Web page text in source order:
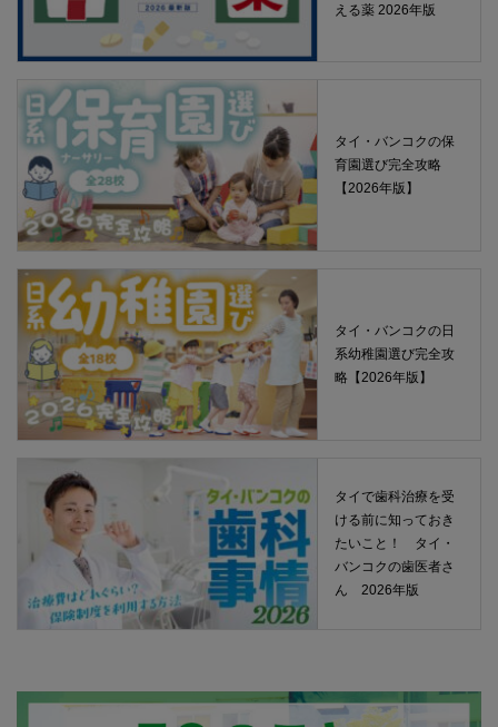
える薬 2026年版
タイ・バンコクの保
育園選び完全攻略
【2026年版】
タイ・バンコクの日
系幼稚園選び完全攻
略【2026年版】
タイで歯科治療を受
ける前に知っておき
たいこと！ タイ・
バンコクの歯医者さ
ん 2026年版